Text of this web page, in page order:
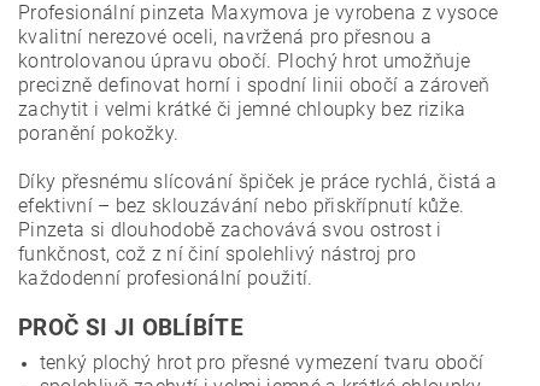
Profesionální pinzeta Maxymova je vyrobena z vysoce
kvalitní nerezové oceli, navržená pro přesnou a
kontrolovanou úpravu obočí. Plochý hrot umožňuje
precizně definovat horní i spodní linii obočí a zároveň
zachytit i velmi krátké či jemné chloupky bez rizika
poranění pokožky.
Díky přesnému slícování špiček je práce rychlá, čistá a
efektivní – bez sklouzávání nebo přiskřípnutí kůže.
Pinzeta si dlouhodobě zachovává svou ostrost i
funkčnost, což z ní činí spolehlivý nástroj pro
každodenní profesionální použití.
PROČ SI JI OBLÍBÍTE
tenký plochý hrot pro přesné vymezení tvaru obočí